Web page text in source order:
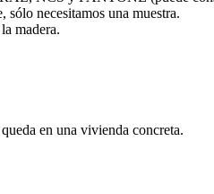
sólo necesitamos una muestra.
madera.
en una vivienda concreta.